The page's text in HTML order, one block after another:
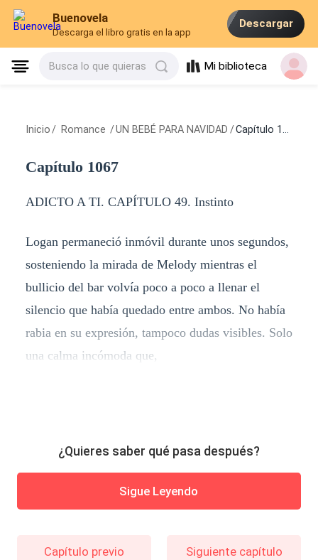
Buenovela
Descarga el libro gratis en la app
Descargar
Busca lo que quieras Mi biblioteca
Inicio / Romance /UN BEBÉ PARA NAVIDAD /Capítulo 1067
Capítulo 1067
ADICTO A TI. CAPÍTULO 49. Instinto
Logan permaneció inmóvil durante unos segundos,
sosteniendo la mirada de Melody mientras el
bullicio del bar volvía poco a poco a llenar el
silencio que había quedado entre ambos. No había
rabia en su expresión, tampoco dudas visibles. Solo
una calma incómoda que,
¿Quieres saber qué pasa después?
Sigue Leyendo
Capítulo previo Siguiente capítulo